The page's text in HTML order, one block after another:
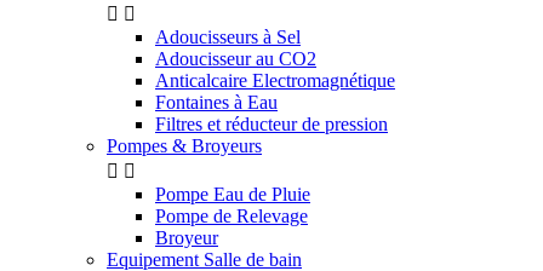
 
Adoucisseurs à Sel
Adoucisseur au CO2
Anticalcaire Electromagnétique
Fontaines à Eau
Filtres et réducteur de pression
Pompes & Broyeurs
 
Pompe Eau de Pluie
Pompe de Relevage
Broyeur
Equipement Salle de bain